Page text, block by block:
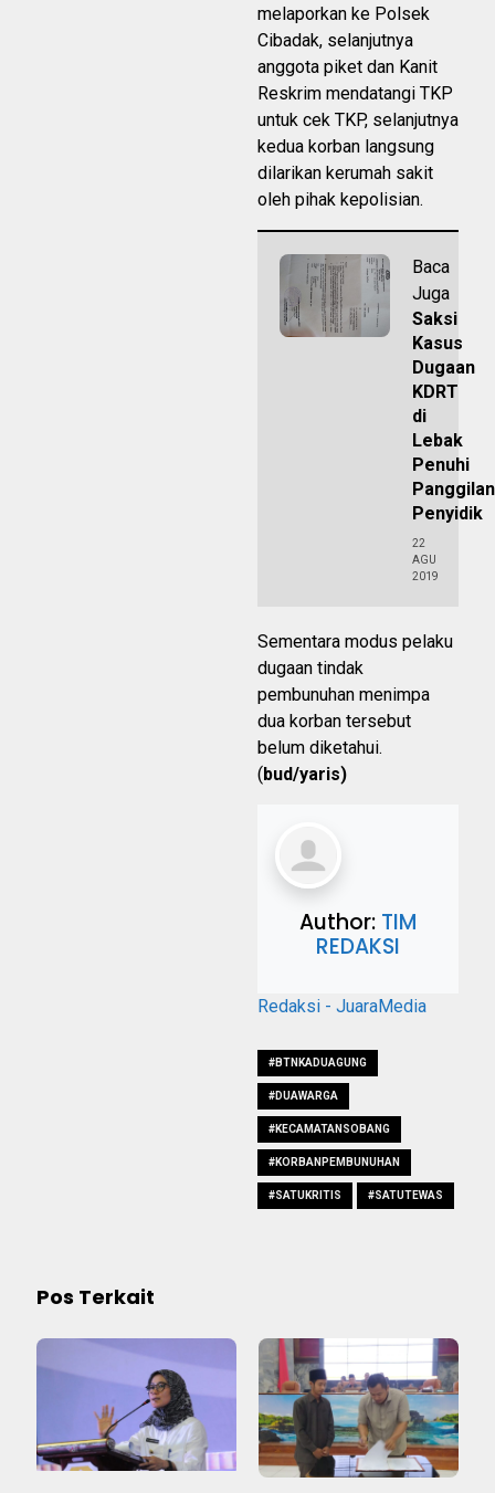
melaporkan ke Polsek
Cibadak, selanjutnya
anggota piket dan Kanit
Reskrim mendatangi TKP
untuk cek TKP, selanjutnya
kedua korban langsung
dilarikan kerumah sakit
oleh pihak kepolisian.
Baca
Juga
Saksi
Kasus
Dugaan
KDRT
di
Lebak
Penuhi
Panggilan
Penyidik
22
AGU
2019
Sementara modus pelaku
dugaan tindak
pembunuhan menimpa
dua korban tersebut
belum diketahui.
(bud/yaris)
Author: TIM
REDAKSI
Redaksi - JuaraMedia
#BTNKADUAGUNG
#DUAWARGA
#KECAMATANSOBANG
#KORBANPEMBUNUHAN
#SATUKRITIS #SATUTEWAS
Pos Terkait